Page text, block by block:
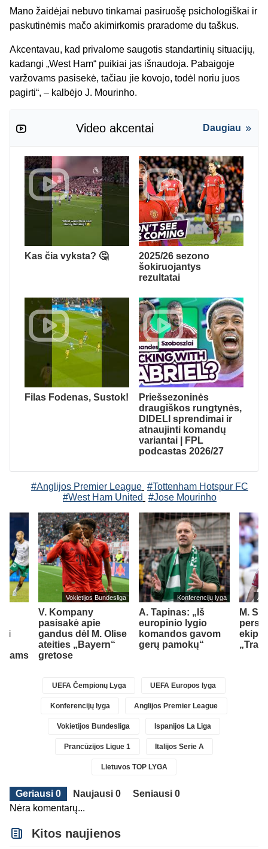
Mano žaidėjai nebuvo tinkamai pasiruošę psichologiškai ir
paskutinėmis mačo akimirkomis praradome du taškus.
Akcentavau, kad privalome saugotis standartinių situacijų,
kadangi „West Ham“ puikiai jas išnaudoja. Pabaigoje
varžovams pasisekė, tačiau jie kovojo, todėl noriu juos
pagirti“, – kalbėjo J. Mourinho.
Video akcentai Daugiau
Kas čia vyksta? 🤔
2025/26 sezono
šokiruojantys
rezultatai
Filas Fodenas, Sustok!
Priešsezoninės
draugiškos rungtynės,
DIDELI sprendimai ir
atnaujinti komandų
variantai | FPL
podcastas 2026/27
#Anglijos Premier League #Tottenham Hotspur FC
#West Ham United
#Jose Mourinho
Vokietijos Bundesliga
V. Kompany
pasisakė apie
gandus dėl M. Olise
ateities „Bayern“
gretose
Konferencijų lyga
A. Tapinas: „Iš
europinio lygio
komandos gavom
gerų pamokų“
M.
ekipą
UEFA Čempionų Lyga UEFA Europos lyga
Konferencijų lyga Anglijos Premier League
Vokietijos Bundesliga Ispanijos La Liga
Prancūzijos Ligue 1 Italijos Serie A
Lietuvos TOP LYGA
Geriausi 0 Naujausi 0
Seniausi 0
Nėra komentarų...
Kitos naujienos